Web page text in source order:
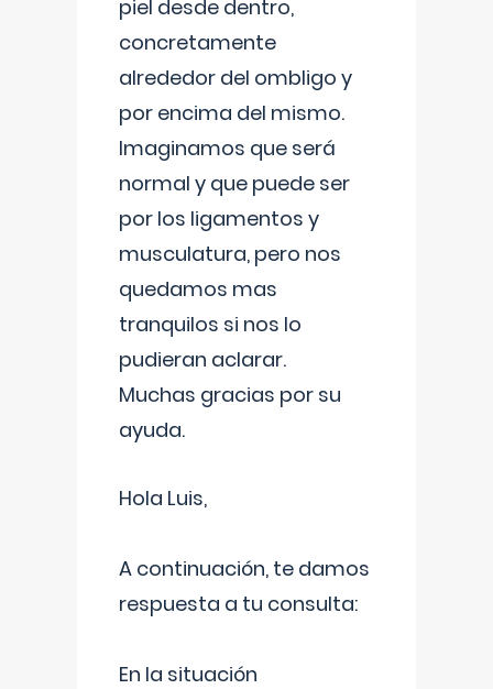
piel desde dentro,
concretamente
alrededor del ombligo y
por encima del mismo.
Imaginamos que será
normal y que puede ser
por los ligamentos y
musculatura, pero nos
quedamos mas
tranquilos si nos lo
pudieran aclarar.
Muchas gracias por su
ayuda.
Hola Luis,
A continuación, te damos
respuesta a tu consulta:
En la situación